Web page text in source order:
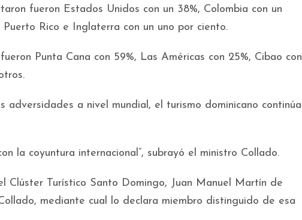
fueron Estados Unidos con un 38%, Colombia con un
Rico e Inglaterra con un uno por ciento.
Punta Cana con 59%, Las Américas con 25%, Cibao con
a nivel mundial, el turismo dominicano continúa
la coyuntura internacional”, subrayó el ministro Collado.
Clúster Turístico Santo Domingo, Juan Manuel Martín de
mediante cual lo declara miembro distinguido de esa